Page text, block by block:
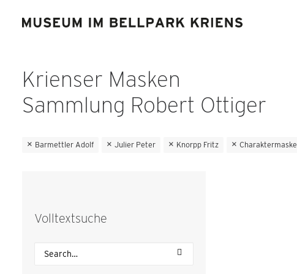
Krienser Masken
Sammlung Robert Ottiger
Barmettler Adolf Julier Peter Knorpp Fritz Charaktermaske
Volltextsuche